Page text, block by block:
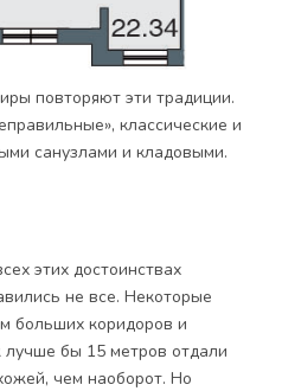
повторяют эти традиции.
классические и
санузлами и кладовыми.
этих достоинствах
не все. Некоторые
больших коридоров и
бы 15 метров отдали
чем наоборот. Но